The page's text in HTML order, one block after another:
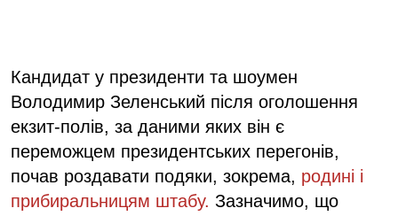
Кандидат у президенти та шоумен
Володимир Зеленський після оголошення
екзит-полів, за даними яких він є
переможцем президентських перегонів,
почав роздавати подяки, зокрема, родині і
прибиральницям штабу. Зазначимо, що